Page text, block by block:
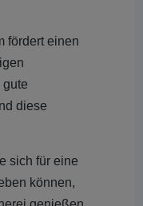
fördert einen
gute
diese
sich für eine
können,